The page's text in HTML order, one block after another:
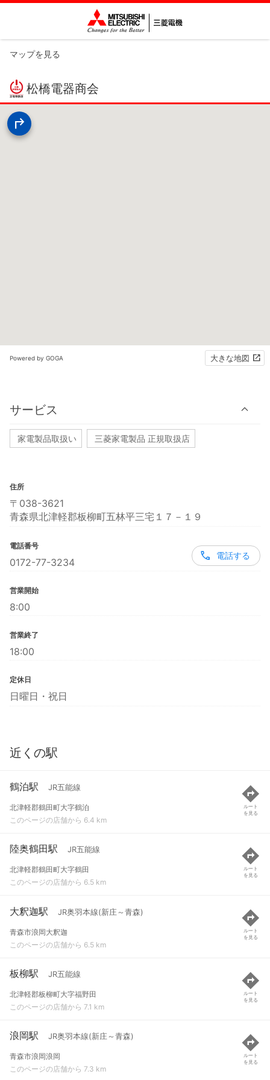
マップを見る
松橋電器商会
Powered by GOGA 大きな地図
サービス
家電製品取扱い 三菱家電製品 正規取扱店
住所
〒038-3621
青森県北津軽郡板柳町五林平三宅１７－１９
電話番号
0172-77-3234
電話する
営業開始
8:00
営業終了
18:00
定休日
日曜日・祝日
近くの駅
鶴泊駅 JR五能線
北津軽郡鶴田町大字鶴泊
このページの店舗から 6.4 km
ルート
を見る
陸奥鶴田駅 JR五能線
北津軽郡鶴田町大字鶴田
このページの店舗から 6.5 km
ルート
を見る
大釈迦駅 JR奥羽本線(新庄～青森)
青森市浪岡大釈迦
このページの店舗から 6.5 km
ルート
を見る
板柳駅 JR五能線
北津軽郡板柳町大字福野田
このページの店舗から 7.1 km
ルート
を見る
浪岡駅 JR奥羽本線(新庄～青森)
青森市浪岡浪岡
このページの店舗から 7.3 km
ルート
を見る